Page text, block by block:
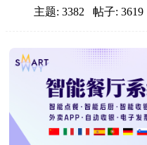
主题: 3382 帖子: 3619